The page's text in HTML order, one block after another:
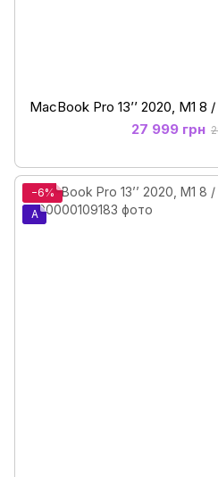
MacBook Pro 13’’ 2020, M1
27 999 грн
−6%
A